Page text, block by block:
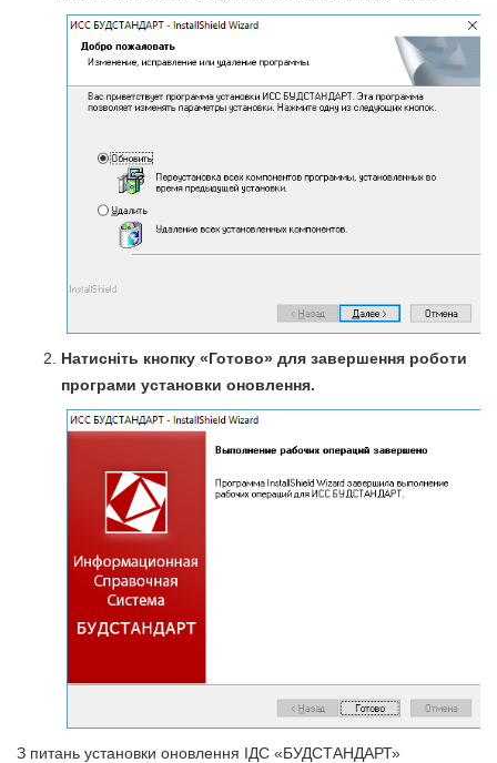
Натисніть кнопку «Готово» для завершення роботи
програми установки оновлення.
З питань установки оновлення ІДС «БУДСТАНДАРТ»